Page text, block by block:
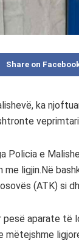
Share on
ka
Policia e
ligjin.Në
(ATK) si
pesë aparate
mëtejshme